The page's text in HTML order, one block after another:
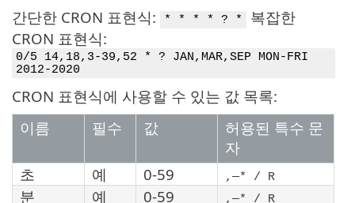
간단한 CRON 표현식:
* * * * ? *
복잡한
CRON 표현식:
0/5 14,18,3-39,52 * ? JAN,MAR,SEP MON-FRI
2012-2020
CRON 표현식에 사용할 수 있는 값 목록:
이름
필수 값
허용된 특수 문
자
초
예 0-59 ,—* / R
분 예 0-59 ,—* / R